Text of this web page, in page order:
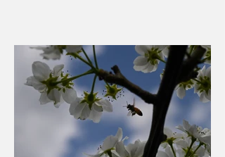
４席 花いっぱい 坂部 昌也